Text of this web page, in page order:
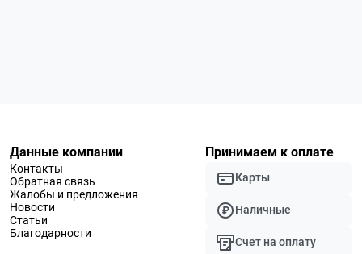
Данные компании
Контакты
Обратная связь
Жалобы и предложения
Новости
Статьи
Благодарности
Принимаем к оплате
Карты
Наличные
Счет на оплату